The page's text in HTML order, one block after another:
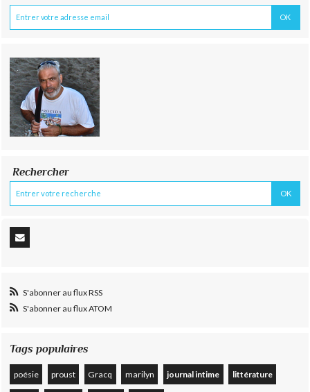
Rechercher
S'abonner au flux RSS
S'abonner au flux ATOM
Tags populaires
poésie proust Gracq marilyn journal intime littérature